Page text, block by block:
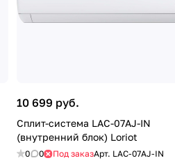
10 699 руб.
Сплит-система LAC-07AJ-IN
(внутренний блок) Loriot
0 0 Под заказАрт. LAC-07AJ-IN